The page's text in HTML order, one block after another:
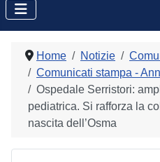
Home Notizie
Comunicati stampa -
Ospedale Serristori:
pediatrica. Si rafforza la
nascita dell’Osma